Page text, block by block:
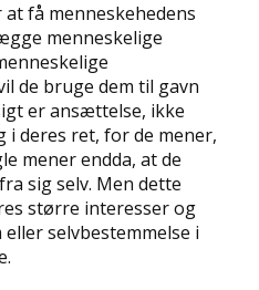
få menneskehedens
menneskelige
de bruge dem til gavn
er ansættelse, ikke
i deres ret, for de mener,
mener endda, at de
sig selv. Men dette
større interesser og
selvbestemmelse i